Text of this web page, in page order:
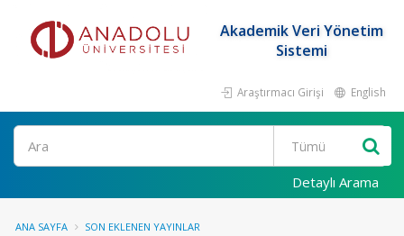
Akademik Veri Yönetim
Sistemi
Araştırmacı Girişi English
Ara
Detaylı Arama
ANA SAYFA SON EKLENEN YAYINLAR